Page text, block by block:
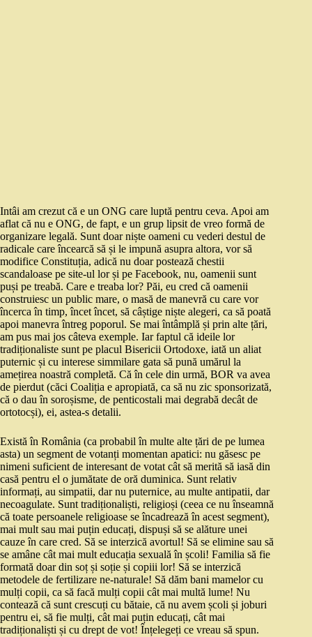
Intâi am crezut că e un ONG care luptă pentru ceva. Apoi am
aflat că nu e ONG, de fapt, e un grup lipsit de vreo formă de
organizare legală. Sunt doar niște oameni cu vederi destul de
radicale care încearcă să și le impună asupra altora, vor să
modifice Constituția, adică nu doar postează chestii
scandaloase pe site-ul lor și pe Facebook, nu, oamenii sunt
puși pe treabă. Care e treaba lor? Păi, eu cred că oamenii
construiesc un public mare, o masă de manevră cu care vor
încerca în timp, încet încet, să câștige niște alegeri, ca să poată
apoi manevra întreg poporul. Se mai întâmplă și prin alte țări,
am pus mai jos câteva exemple. Iar faptul că ideile lor
tradiționaliste sunt pe placul Bisericii Ortodoxe, iată un aliat
puternic și cu interese simmilare gata să pună umărul la
amețirea noastră completă. Că în cele din urmă, BOR va avea
de pierdut (căci Coaliția e apropiată, ca să nu zic sponsorizată,
că o dau în soroșisme, de penticostali mai degrabă decât de
ortotocși), ei, astea-s detalii.
Există în România (ca probabil în multe alte țări de pe lumea
asta) un segment de votanți momentan apatici: nu găsesc pe
nimeni suficient de interesant de votat cât să merită să iasă din
casă pentru el o jumătate de oră duminica. Sunt relativ
informați, au simpatii, dar nu puternice, au multe antipatii, dar
necoagulate. Sunt tradiționaliști, religioși (ceea ce nu înseamnă
că toate persoanele religioase se încadrează în acest segment),
mai mult sau mai puțin educați, dispuși să se alăture unei
cauze în care cred. Să se interzică avortul! Să se elimine sau să
se amâne cât mai mult educația sexuală în școli! Familia să fie
formată doar din soț și soție și copiii lor! Să se interzică
metodele de fertilizare ne-naturale! Să dăm bani mamelor cu
mulți copii, ca să facă mulți copii cât mai multă lume! Nu
contează că sunt crescuți cu bătaie, că nu avem școli și joburi
pentru ei, să fie mulți, cât mai puțin educați, cât mai
tradiționaliști și cu drept de vot! Înțelegeți ce vreau să spun.